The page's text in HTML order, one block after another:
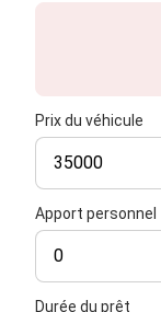
Prix du véhicule
Apport personnel
Durée du prêt